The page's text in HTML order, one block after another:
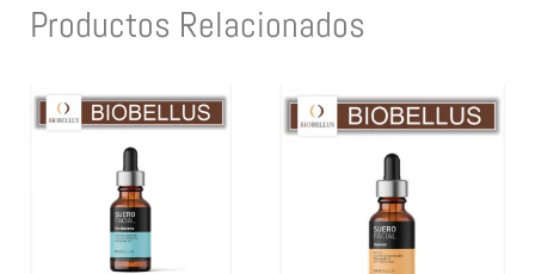
Productos Relacionados